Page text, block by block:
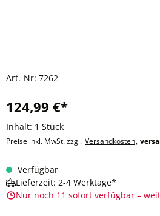
Art.-Nr: 7262
124,99 €*
Inhalt: 1 Stück
Preise inkl. MwSt. zzgl. Versandkosten,
Verfügbar
Lieferzeit: 2-4 Werktage*
Nur noch 11 sofort verfügbar –